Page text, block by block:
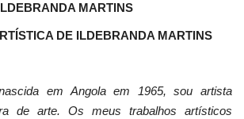
MARTINS
DE ILDEBRANDA MARTINS
em Angola em 1965, sou artista
de arte. Os meus trabalhos artísticos